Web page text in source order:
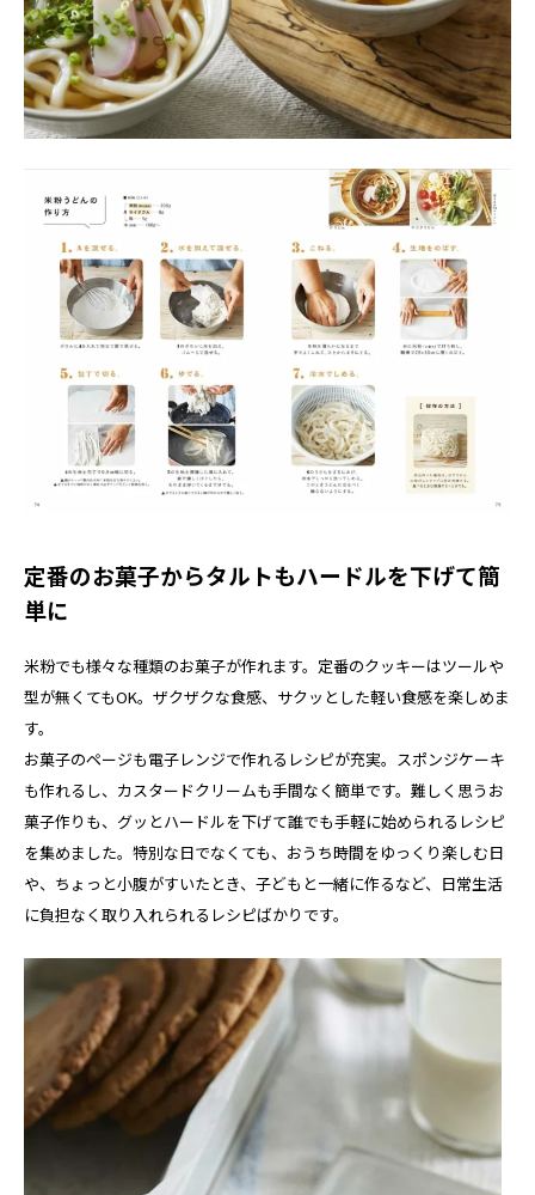
定番のお菓子からタルトもハードルを下げて簡
単に
米粉でも様々な種類のお菓子が作れます。定番のクッキーはツールや
型が無くてもOK。ザクザクな食感、サクッとした軽い食感を楽しめま
す。
お菓子のページも電子レンジで作れるレシピが充実。スポンジケーキ
も作れるし、カスタードクリームも手間なく簡単です。難しく思うお
菓子作りも、グッとハードルを下げて誰でも手軽に始められるレシピ
を集めました。特別な日でなくても、おうち時間をゆっくり楽しむ日
や、ちょっと小腹がすいたとき、子どもと一緒に作るなど、日常生活
に負担なく取り入れられるレシピばかりです。